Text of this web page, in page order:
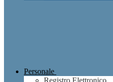
Personale